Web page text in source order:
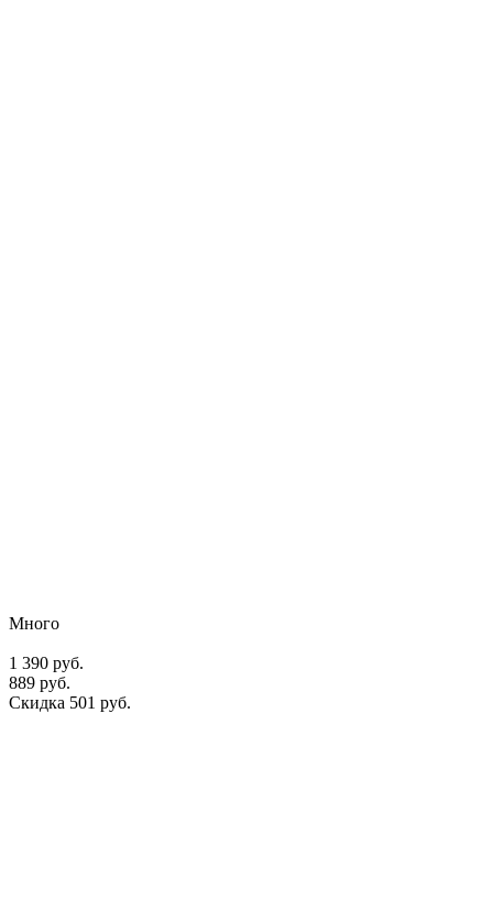
Много
1 390 руб.
889 руб.
Скидка 501 руб.